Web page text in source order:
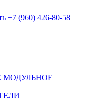
+7 (960) 426-80-58
МОДУЛЬНОЕ